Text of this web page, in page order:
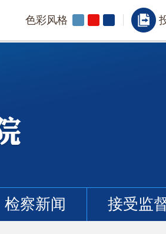
色彩风格
检察新闻 接受监